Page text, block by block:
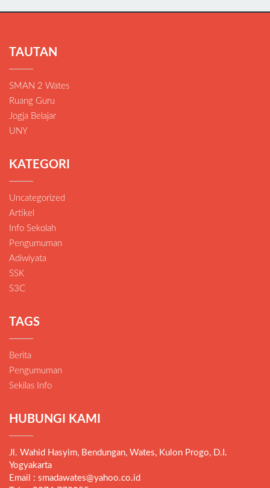
TAUTAN
SMAN 2 Wates
Ruang Guru
Jogja Belajar
UNY
KATEGORI
Uncategorized
Artikel
Info Sekolah
Pengumuman
Adiwiyata
SSK
S3C
TAGS
Berita
Pengumuman
Sekilas Info
HUBUNGI KAMI
Jl. Wahid Hasyim, Bendungan, Wates, Kulon Progo, D.I.
Yogyakarta
Email : smadawates@yahoo.co.id